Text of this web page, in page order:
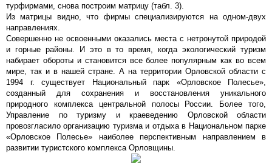
турфирмами, снова построим матрицу (табл. 3).
Из матрицы видно, что фирмы специализируются на одном-двух
направлениях.
Совершенно не освоенными оказались места с нетронутой природой
и горные районы. И это в то время, когда экологический туризм
набирает обороты и становится все более популярным как во всем
мире, так и в нашей стране. А на территории Орловской области с
1994 г. существует Национальный парк «Орловское Полесье»,
созданный для сохранения и восстановления уникального
природного комплекса центральной полосы России. Более того,
Управление по туризму и краеведению Орловской области
провозгласило организацию туризма и отдыха в Национальном парке
«Орловское Полесье» наиболее перспективным направлением в
развитии туристского комплекса Орловщины.